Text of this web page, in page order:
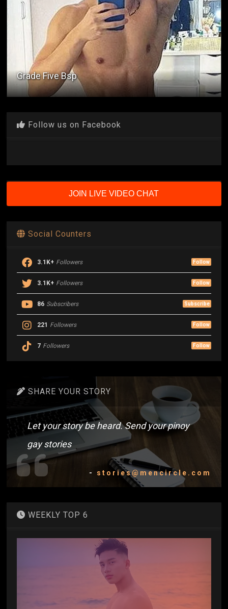
Grade Five Bsp
Follow us on Facebook
JOIN LIVE VIDEO CHAT
Social Counters
3.1K+ Followers Follow
3.1K+ Followers Follow
86 Subscribers Subscribe
221 Followers Follow
7 Followers Follow
SHARE YOUR STORY
Let your story be heard. Send your pinoy
gay stories
- stories@mencircle.com
WEEKLY TOP 6